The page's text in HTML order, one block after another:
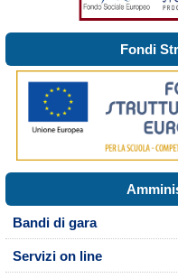
Fondi
Bandi di gara
Servizi on line